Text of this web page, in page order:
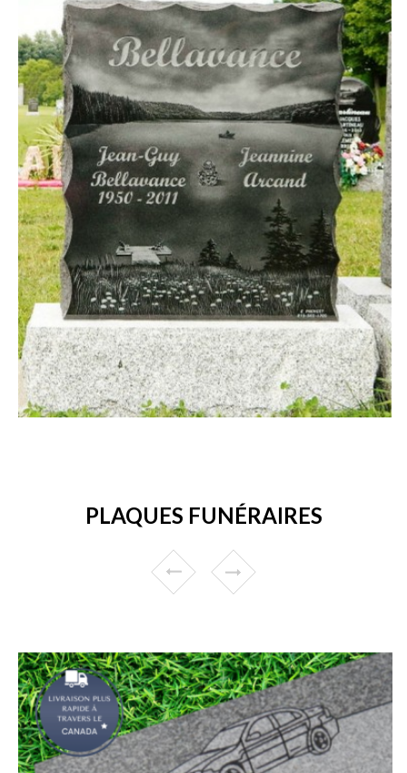
PLAQUES FUNÉRAIRES